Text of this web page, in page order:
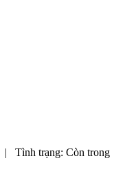
| Tình trạng: Còn trong